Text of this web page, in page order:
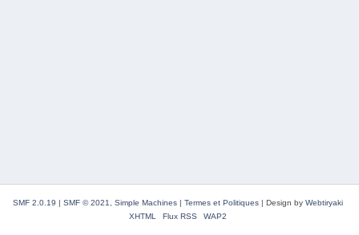
SMF 2.0.19 | SMF © 2021 Simple Machines| Termes et Politiques | Design by Webtiryaki
XHTML
Flux RSS WAP2